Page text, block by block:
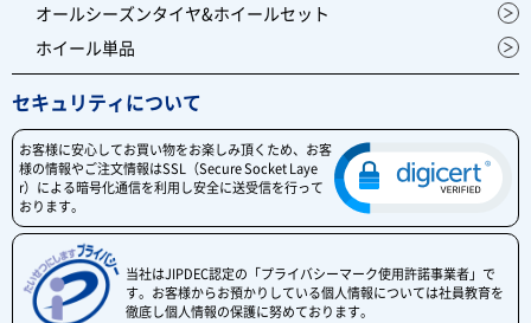
オールシーズンタイヤ&ホイールセット
ホイール単品
セキュリティについて
お客様に安心してお買い物をお楽しみ頂くため、お客
様の情報やご注文情報はSSL（Secure Socket Laye
r）による暗号化通信を利用し安全に送受信を行って
おります。
当社はJIPDEC認定の「プライバシーマーク使用許諾事業者」で
す。お客様からお預かりしている個人情報については社員教育を
徹底し個人情報の保護に努めております。